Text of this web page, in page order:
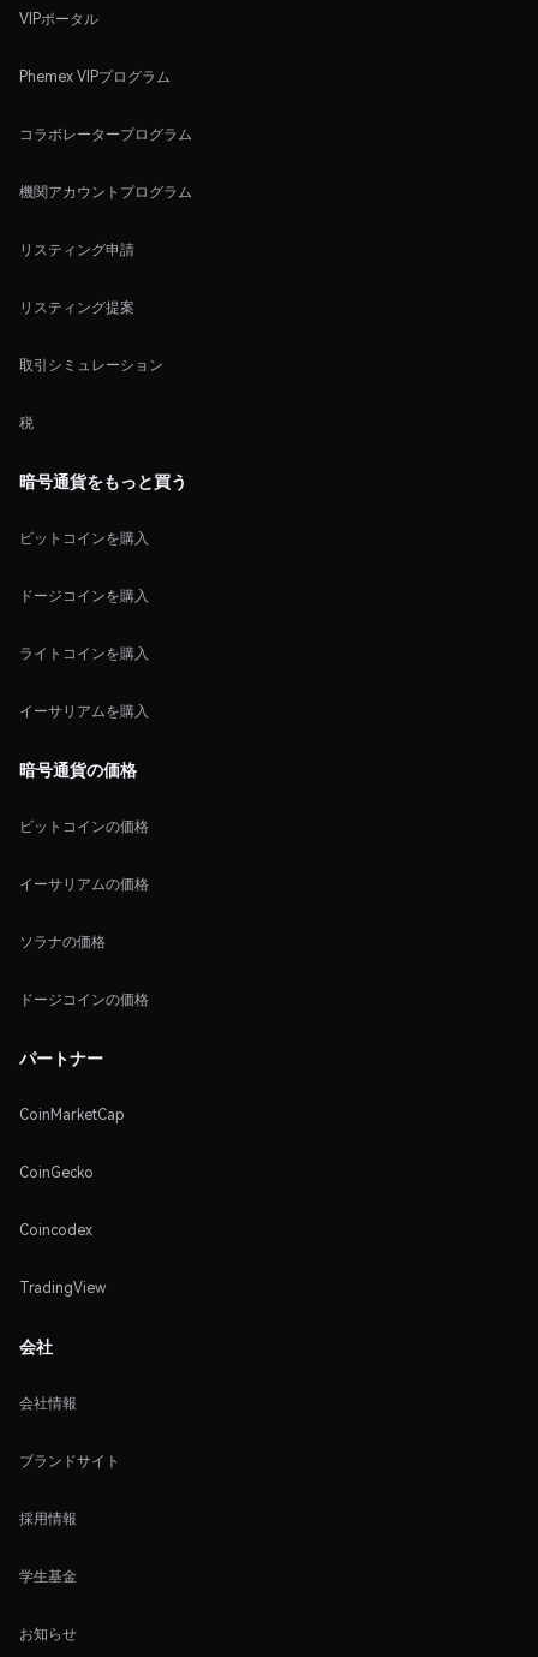
VIPポータル
Phemex VIPプログラム
コラボレータープログラム
機関アカウントプログラム
リスティング申請
リスティング提案
取引シミュレーション
税
暗号通貨をもっと買う
ビットコインを購入
ドージコインを購入
ライトコインを購入
イーサリアムを購入
暗号通貨の価格
ビットコインの価格
イーサリアムの価格
ソラナの価格
ドージコインの価格
パートナー
CoinMarketCap
CoinGecko
Coincodex
TradingView
会社
会社情報
ブランドサイト
採用情報
学生基金
お知らせ